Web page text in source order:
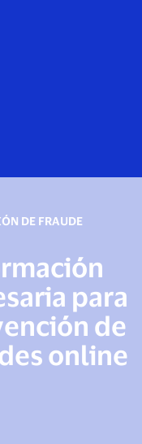
DE FRAUDE
para
de
online